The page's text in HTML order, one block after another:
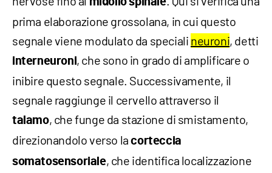
prima elaborazione grossolana, in cui questo
segnale viene modulato da speciali neuroni, detti
interneuroni, che sono in grado di amplificare o
inibire questo segnale. Successivamente, il
segnale raggiunge il cervello attraverso il
talamo, che funge da stazione di smistamento,
direzionandolo verso lacorteccia
somatosensoriale, che identifica localizzazione